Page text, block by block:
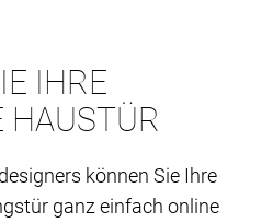
IHRE
HAUSTÜR
können Sie Ihre
ganz einfach online